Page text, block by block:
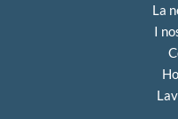
La
I